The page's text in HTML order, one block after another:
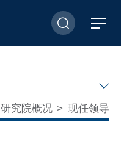
研究院概况 > 现任领导